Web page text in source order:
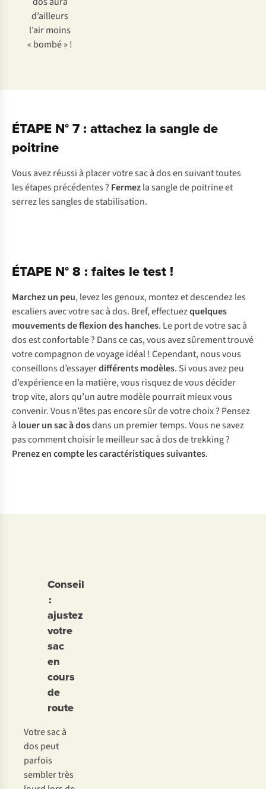
d’ailleurs
l’air moins
« bombé » !
ÉTAPE N° 7 : attachez la sangle de
poitrine
Vous avez réussi à placer votre sac à dos en suivant toutes
les étapes précédentes ? Fermezla sangle de poitrine et
serrez les sangles de stabilisation.
ÉTAPE N° 8 : faites le test !
Marchez un peu, levez les genoux, montez et descendez les
escaliers avec votre sac à dos. Bref, effectuezquelques
mouvements de flexion des hanches. Le port de votre sac à
dos est confortable ? Dans ce cas, vous avez sûrement trouvé
votre compagnon de voyage idéal ! Cependant, nous vous
conseillons d’essayerdifférents modèles. Si vous avez peu
d’expérience en la matière, vous risquez de vous décider
trop vite, alors qu’un autre modèle pourrait mieux vous
convenir. Vous n’êtes pas encore sûr de votre choix ? Pensez
à louer un sac à dosdans un premier temps. Vous ne savez
pas comment choisir le meilleur sac à dos de trekking ?
Prenez en compte les caractéristiques suivantes.
Conseil
:
ajustez
votre
sac
en
cours
de
route
Votre sac à
dos peut
parfois
sembler très